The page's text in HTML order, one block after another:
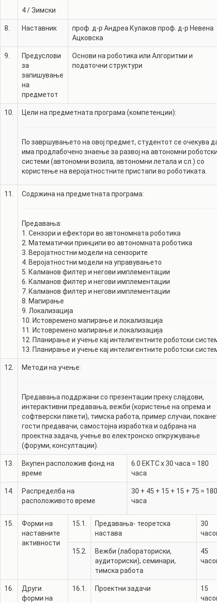
4/Зимски
8. Наставник проф. д-р Андреа Кулаков проф. д-р Невена
Ацковска
9.
Предуслови
за
запишување
на
предметот
Основи на роботика или Алгоритми и
податочни структури
10. Цели на предметната програма (компетенции):
По завршувањето на овој предмет, студентот се очекува
има продлабочено знаење за развој на автономни
системи (автономни возила, автономни летала и сл.) со
користење на веројатностните пристапи во роботиката.
11. Содржина на предметната програма:
Предавања:
1. Сензори и ефектори во автономната роботика
2. Mатематички принципи во автономната роботика
3. Веројатностни модели на сензорите
4. Веројатностни модели на управувањето
5. Калманов филтер и негови имплементации
6. Калманов филтер и негови имплементации
7. Калманов филтер и негови имплементации
8. Мапирање
9. Локализација
10. Истовремено мапирање и локализација
11. Истовремено мапирање и локализација
12. Планирање и учење кај интелигентните роботски
13. Планирање и учење кај интелигентните роботски
12. Методи на учење:
Предавања поддржани со презентации преку слајдови,
интерактивни предавања, вежби (користење на опрема и
софтверски пакети), тимска работа, пример случаи,
гости предавачи, самостојна изработка и одбрана на
проектна задача, учење во електронско опкружување
(форуми, консултации).
13.
Вкупен расположив фонд на
време
6.0 ЕКТС x 30 часа = 180
часа
14.
Распределба на
расположивото време
30 + 45 + 15 + 15 + 75 = 180
часа
15.
Форми на
наставните
активности
15.1.
Предавања- теоретска
настава
30
15.2.
Вежби (лабораториски,
аудиториски), семинари,
тимска работа
45
16.
Други
форми на
16.1. Проектни задачи
15